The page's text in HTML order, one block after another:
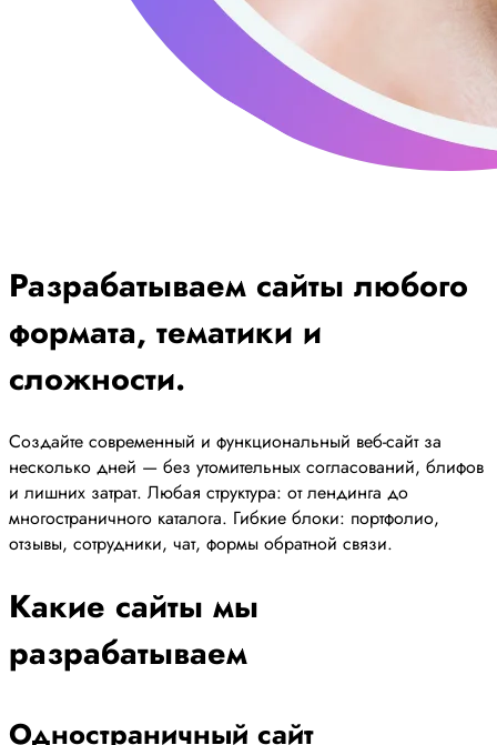
Разрабатываем сайты любого
формата, тематики и
сложности.
Создайте современный и функциональный веб-сайт за
несколько дней — без утомительных согласований, блифов
и лишних затрат. Любая структура: от лендинга до
многостраничного каталога. Гибкие блоки: портфолио,
отзывы, сотрудники, чат, формы обратной связи.
Какие сайты мы
разрабатываем
Одностраничный сайт